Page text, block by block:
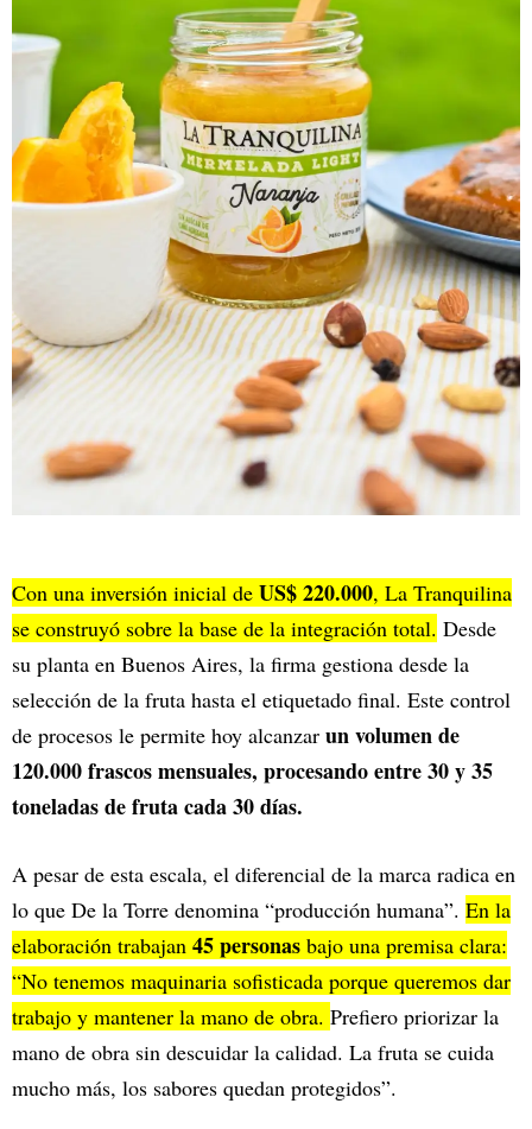
Con una inversión inicial de US$ 220.000, La Tranquilina
se construyó sobre la base de la integración total. Desde
su planta en Buenos Aires, la firma gestiona desde la
selección de la fruta hasta el etiquetado final. Este control
de procesos le permite hoy alcanzar un volumen de
120.000 frascos mensuales, procesando entre 30 y 35
toneladas de fruta cada 30 días.
A pesar de esta escala, el diferencial de la marca radica en
lo que De la Torre denomina “producción humana”. En la
elaboración trabajan 45 personas bajo una premisa clara:
“No tenemos maquinaria sofisticada porque queremos dar
trabajo y mantener la mano de obra. Prefiero priorizar la
mano de obra sin descuidar la calidad. La fruta se cuida
mucho más, los sabores quedan protegidos”.